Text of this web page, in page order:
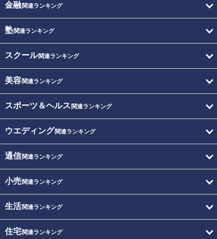
金融関連ランキング
塾関連ランキング
スクール関連ランキング
美容関連ランキング
スポーツ＆ヘルス 関連ランキング
ウエディング関連ランキング
通信関連ランキング
小売関連ランキング
生活関連ランキング
住宅関連ランキング